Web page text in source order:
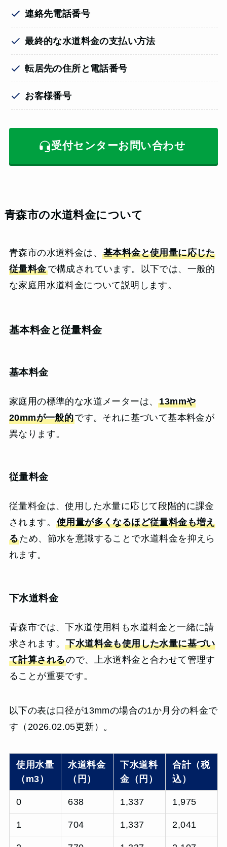
連絡先電話番号
最終的な水道料金の支払い方法
転居先の住所と電話番号
お客様番号
受付センターお問い合わせ
青森市の水道料金について
青森市の水道料金は、 基本料金と使用量に応じた
従量料金で構成されています。以下では、一般的
な家庭用水道料金について説明します。
基本料金と従量料金
基本料金
家庭用の標準的な水道メーターは、13mmや
20mmが一般的です。それに基づいて基本料金が
異なります。
従量料金
従量料金は、使用した水量に応じて段階的に課金
されます。 使用量が多くなるほど従量料金も増え
るため、節水を意識することで水道料金を抑えら
れます。
下水道料金
青森市では、下水道使用料も水道料金と一緒に請
求されます。下水道料金も使用した水量に基づい
て計算されるので、上水道料金と合わせて管理す
ることが重要です。
以下の表は口径が13mmの場合の1か月分の料金で
す（2026.02.05更新）。
使用水量
（m3）
水道料金
（円）
下水道料
金（円）
合計（税
込）
0 638 1,337 1,975
1 704 1,337 2,041